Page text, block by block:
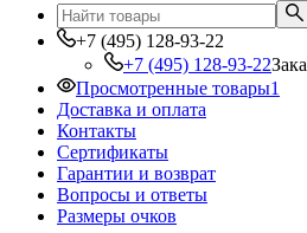
+7 (495) 128-93-22
+7 (495) 128-93-22
Просмотренные товары1
Доставка и оплата
Контакты
Сертификаты
Гарантии и возврат
Вопросы и ответы
Размеры очков